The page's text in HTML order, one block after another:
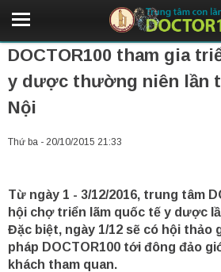
DOCTOR100 tham gia
y dược thường niên lần
Nội
Thứ ba - 20/10/2015 21:33
Từ ngày 1 - 3/12/2016, trung tâm
hội chợ triển lãm quốc tế y dược
Đặc biệt, ngày 1/12 sẽ có hội thảo
pháp DOCTOR100 tới đông đảo
khách tham quan.